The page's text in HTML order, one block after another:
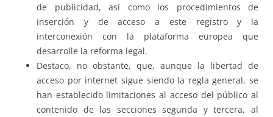
de publicidad, así como los procedimientos de
inserción y de acceso a este registro y la
interconexión con la plataforma europea que
desarrolle la reforma legal.
Destaco, no obstante, que, aunque la libertad de
acceso por internet sigue siendo la regla general, se
han establecido limitaciones al acceso del público al
contenido de las secciones segunda y tercera, al